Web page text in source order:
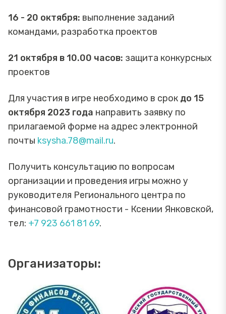
16 - 20 октября: выполнение заданий
командами, разработка проектов
21 октября в 10.00 часов: защита конкурсных
проектов
Для участия в игре необходимо в срок до 15
октября 2023 года направить заявку по
прилагаемой форме на адрес электронной
почты ksysha.78@mail.ru.
Получить консультацию по вопросам
организации и проведения игры можно у
руководителя Регионального центра по
финансовой грамотности - Ксении Янковской,
тел: +7 923 661 81 69.
Организаторы: